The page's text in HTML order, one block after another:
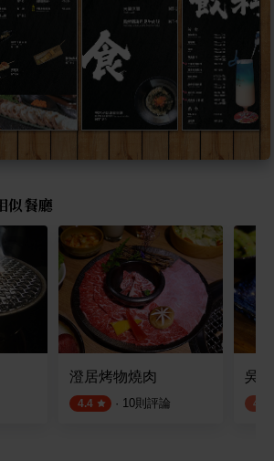
似餐廳
澄居烤物燒肉
4.4 · 10則評論
吳
4.1